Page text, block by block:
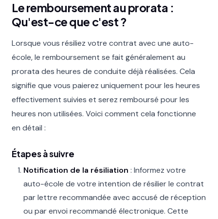
Le remboursement au prorata :
Qu'est-ce que c'est ?
Lorsque vous résiliez votre contrat avec une auto-
école, le remboursement se fait généralement au
prorata des heures de conduite déjà réalisées. Cela
signifie que vous paierez uniquement pour les heures
effectivement suivies et serez remboursé pour les
heures non utilisées. Voici comment cela fonctionne
en détail :
Étapes à suivre
Notification de la résiliation : Informez votre
auto-école de votre intention de résilier le contrat
par lettre recommandée avec accusé de réception
ou par envoi recommandé électronique. Cette